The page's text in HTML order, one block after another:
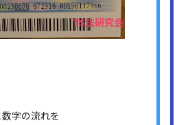
字の流れを